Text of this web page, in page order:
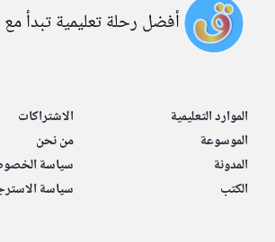
أفضل رحلة تعليمية تبدأ
الموارد التعليمية
الموسوعة
المدونة
الكتب
الاشتراكات
من نحن
سياسة
سياسة